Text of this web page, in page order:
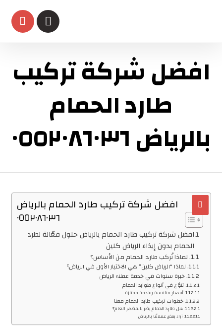
افضل شركة تركيب
طارد الحمام
بالرياض ٠٥٥٢٠٨٦٠٣٦
افضل شركة تركيب طارد الحمام بالرياض
٠٥٥٢٠٨٦٠٣٦
افضل شركة تركيب طارد الحمام بالرياض حلول فعّالة لطرد
الحمام بدون إيذاء الرياض كلين
لماذا نُركب طارد الحمام من الأساس؟
لماذا “الرياض كلين” هي الاختيار الأول في الرياض؟
خبرة سنوات في خدمة عملاء الرياض
تنوّع في أنواع طوارد الحمام
أسعار منافسة وخدمة ممتازة
خطوات تركيب طارد الحمام معنا
هل طارد الحمام يضر بالمظهر العام؟
آراء بعض عملائنا بالرياض